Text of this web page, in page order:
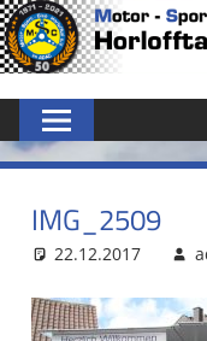
Zum
Inhalt
IMG_2509
22.12.2017